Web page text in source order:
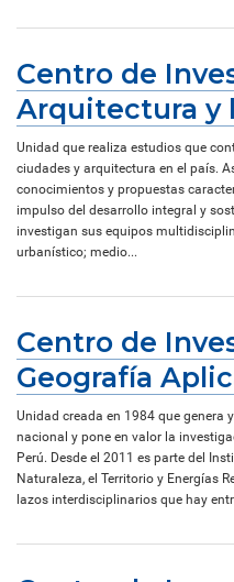
Centro de
Arquitectura y
Unidad que realiza estudios que
ciudades y arquitectura en el país.
conocimientos y propuestas
impulso del desarrollo integral y
investigan sus equipos
urbanístico; medio...
Centro de
Geografía
Unidad creada en 1984 que genera
nacional y pone en valor la
Perú. Desde el 2011 es parte del
Naturaleza, el Territorio y Energías
lazos interdisciplinarios que hay